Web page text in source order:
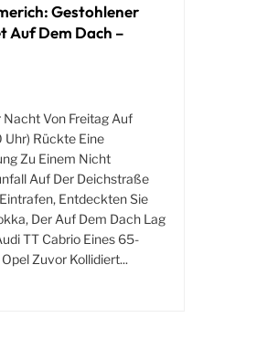
Gestohlener
Auf Dem Dach –
Nacht Von Freitag Auf
Uhr) Rückte Eine
Zu Einem Nicht
Auf Der Deichstraße
Entdeckten Sie
Der Auf Dem Dach Lag
TT Cabrio Eines 65-
Zuvor Kollidiert...